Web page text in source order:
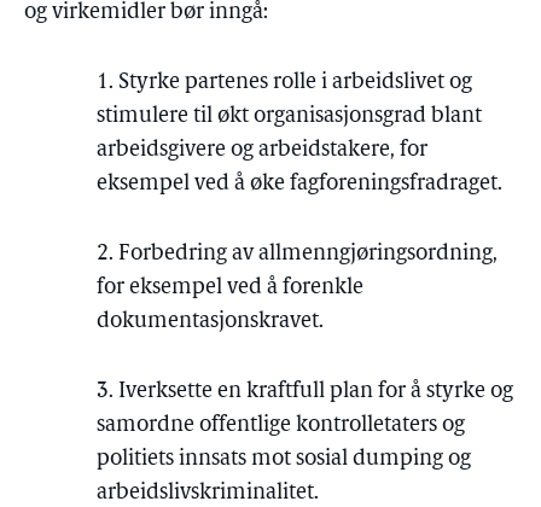
og virkemidler bør inngå:
1. Styrke partenes rolle i arbeidslivet og
stimulere til økt organisasjonsgrad blant
arbeidsgivere og arbeidstakere, for
eksempel ved å øke fagforeningsfradraget.
2. Forbedring av allmenngjøringsordning,
for eksempel ved å forenkle
dokumentasjonskravet.
3. Iverksette en kraftfull plan for å styrke og
samordne offentlige kontrolletaters og
politiets innsats mot sosial dumping og
arbeidslivskriminalitet.